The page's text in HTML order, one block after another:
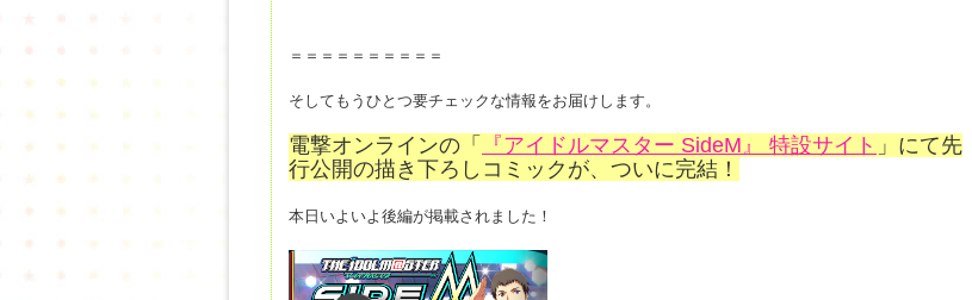
＝＝＝＝＝＝＝＝＝＝
そしてもうひとつ要チェックな情報をお届けします。
電撃オンラインの「 『アイドルマスター SideM』 特設サイト 」にて先
行公開の描き下ろしコミックが、ついに完結！
本日いよいよ後編が掲載されました！